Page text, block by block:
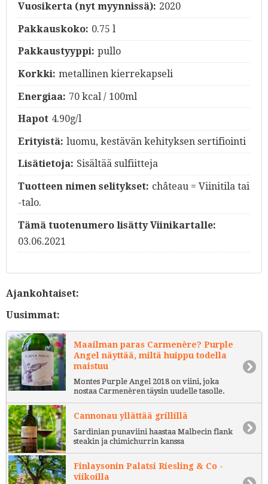
Vuosikerta (nyt myynnissä): 2020
Pakkauskoko: 0.75 l
Pakkaustyyppi: pullo
Korkki: metallinen kierrekapseli
Energiaa: 70 kcal / 100ml
Hapot 4.90g/l
Erityistä: luomu, kestävän kehityksen sertifiointi
Lisätietoja: Sisältää sulfiitteja
Tuotteen nimen selitykset: château = Viinitila tai
-talo.
Tämä tuotenumero lisätty Viinikartalle:
03.06.2021
Ajankohtaiset:
Uusimmat:
Maailman paras Carmenère? Purple
Angel näyttää, miltä huippu todella
maistuu
Montes Purple Angel 2018 on viini, joka
nostaa Carmenèren täysin uudelle tasolle.
Cannonau yllättää grillillä
Sardinian punaviini haastaa Malbecin flank
steakin ja chimichurrin kanssa
Finlaysonin Palatsi Riesling & Co -
viikoilla